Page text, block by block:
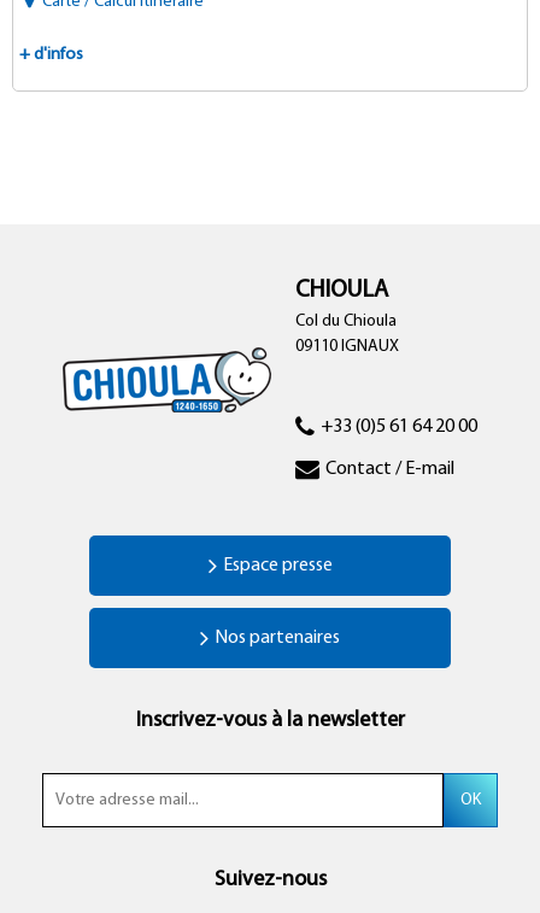
+ d'infos
CHIOULA
Col du Chioula
09110 IGNAUX
+33 (0)5 61 64 20 00
Contact / E-mail
Espace presse
Nos partenaires
Inscrivez-vous à la newsletter
Suivez-nous